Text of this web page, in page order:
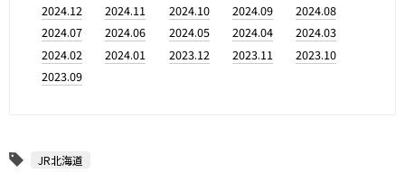
2024.12
2024.11 2024.10 2024.09
2024.08
2024.07
2024.06 2024.05 2024.04
2024.03
2024.02
2024.01 2023.12 2023.11
2023.10
2023.09
JR北海道